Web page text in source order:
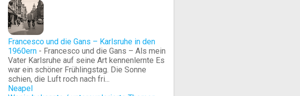
Francesco und die Gans – Karlsruhe in den
1960ern - Francesco und die Gans – Als mein
Vater Karlsruhe auf seine Art kennenlernte Es
war ein schöner Frühlingstag. Die Sonne
schien, die Luft roch nach fri...
Neapel